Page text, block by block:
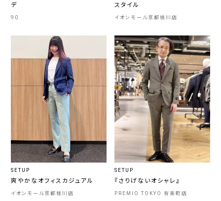
デ
90
スタイル
イオンモール京都桂川店
SETUP
爽やかなオフィスカジュアル
イオンモール京都桂川店
SETUP
『さりげないオシャレ』
PREMIO TOKYO 有楽町店